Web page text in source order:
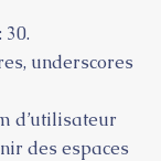
underscores
d’utilisateur
des espaces